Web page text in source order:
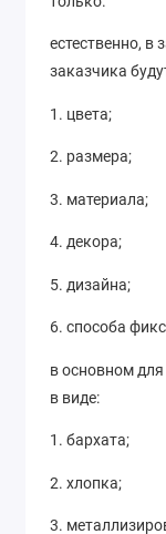
естественно, в
заказчика
1. цвета;
2. размера;
3. материала;
4. декора;
5. дизайна;
6. способа
в основном
в виде:
1. бархата;
2. хлопка;
3.